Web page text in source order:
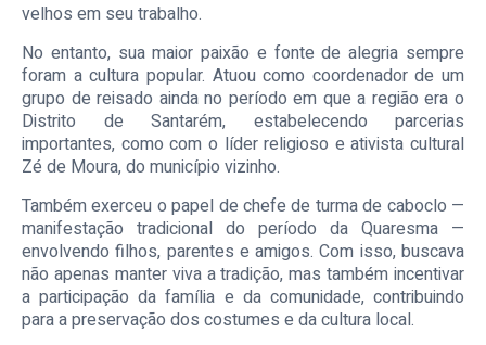
velhos em seu trabalho.
No entanto, sua maior paixão e fonte de alegria sempre
foram a cultura popular. Atuou como coordenador de um
grupo de reisado ainda no período em que a região era o
Distrito de Santarém, estabelecendo parcerias
importantes, como com o líder religioso e ativista cultural
Zé de Moura, do município vizinho.
Também exerceu o papel de chefe de turma de caboclo —
manifestação tradicional do período da Quaresma —
envolvendo filhos, parentes e amigos. Com isso, buscava
não apenas manter viva a tradição, mas também incentivar
a participação da família e da comunidade, contribuindo
para a preservação dos costumes e da cultura local.